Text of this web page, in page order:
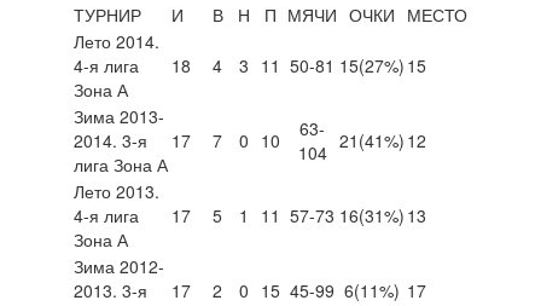
ТУРНИР
И В Н П МЯЧИ ОЧКИ МЕСТО
Лето 2014.
4-я лига
Зона А
18 4 3 11 50-81 15(27%) 15
Зима 2013-
2014. 3-я
лига Зона А
17 7 0 10
63-
104 21 (41%) 12
Лето 2013.
4-я лига
Зона А
17 5 1 11 57-73 16(31%) 13
Зима 2012-
2013. 3-я
17 2 0 15 45-99 6(11%) 17